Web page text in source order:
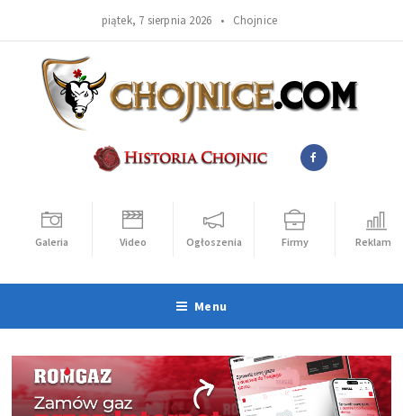
piątek, 7 sierpnia 2026 • Chojnice
Galeria Video Ogłoszenia Firmy Reklama
Menu